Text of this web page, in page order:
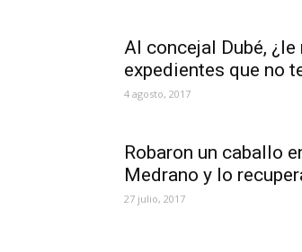
Al concejal Dubé, ¿le
expedientes que no
4 agosto, 2017
Robaron un caballo
Medrano y lo
27 julio, 2017